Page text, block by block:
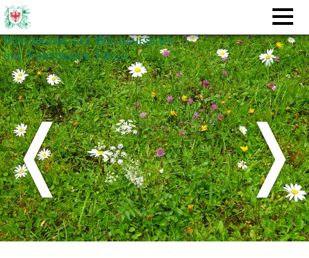
Vereinigung der Waldaufseher
und Forstwarte Tirols
❬ ❭